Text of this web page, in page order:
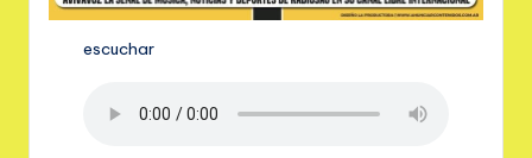
escuchar